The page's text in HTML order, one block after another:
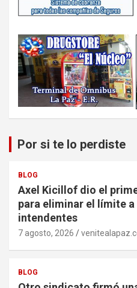
Por si te lo perdiste
BLOG
Axel Kicillof dio el
para eliminar el límite
intendentes
7 agosto, 2026
BLOG